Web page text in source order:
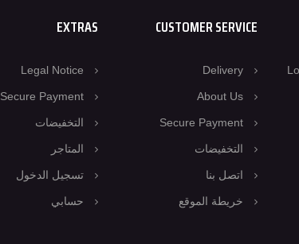
CUSTOMER SERVICE
Delivery
About Us
Secure Payment
التخفيضات
اتصل بنا
خريطة الموقع
EXTRAS
Legal Notice
Secure Payment
التخفيضات
المتاجر
تسجيل الدخول
حسابي